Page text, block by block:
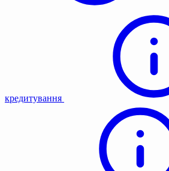
кредитування